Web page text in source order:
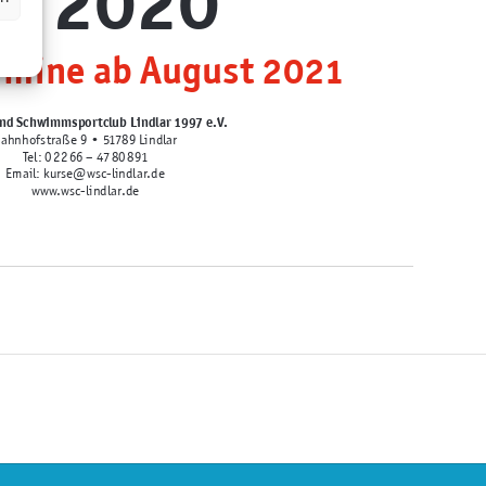
ab August 2021
Schwimmsportclub Lindlar 1997 e.V.
9 • 51789 Lindlar
Tel: 0 22 66 – 47 80 891
Email: kurse@wsc-lindlar.de
www.wsc-lindlar.de